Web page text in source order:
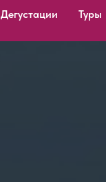
Дегустации Туры